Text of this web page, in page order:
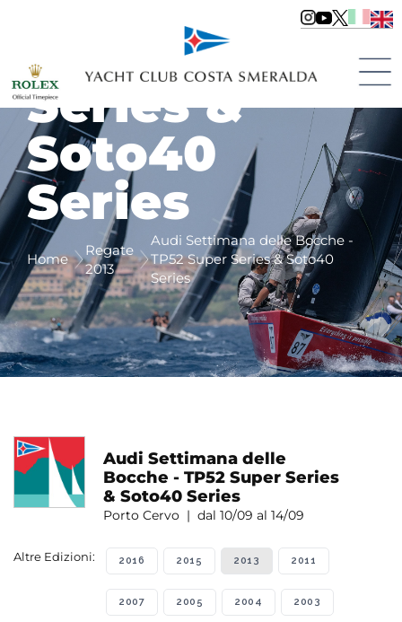
- TP52 Super
Series &
Soto40
Series
Home
Regate
2013
Audi Settimana delle Bocche -
TP52 Super Series & Soto40
Series
Audi Settimana delle
Bocche - TP52 Super Series
& Soto40 Series
Porto Cervo | dal 10/09 al 14/09
Altre Edizioni: 2016 2015 2013 2011
2007 2005 2004 2003